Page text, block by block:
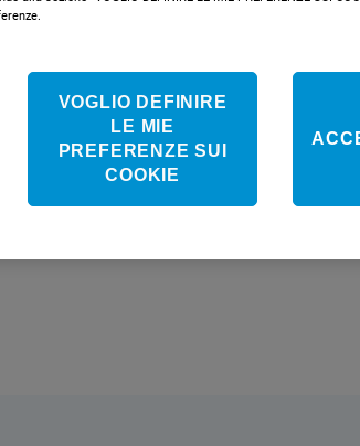
VOGLIO DEFINIRE
LE MIE
PREFERENZE SUI
COOKIE